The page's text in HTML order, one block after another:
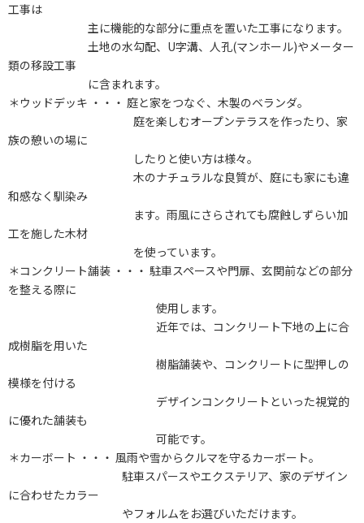
工事は
主に機能的な部分に重点を置いた工事になります。
土地の水勾配、U字溝、人孔(マンホール)やメーター
類の移設工事
に含まれます。
＊ウッドデッキ ・・・ 庭と家をつなぐ、木製のベランダ。
庭を楽しむオープンテラスを作ったり、家
族の憩いの場に
したりと使い方は様々。
木のナチュラルな良質が、庭にも家にも違
和感なく馴染み
ます。雨風にさらされても腐蝕しずらい加
工を施した木材
を使っています。
＊コンクリート舗装 ・・・ 駐車スペースや門扉、玄関前などの部分
を整える際に
使用します。
近年では、コンクリート下地の上に合
成樹脂を用いた
樹脂舗装や、コンクリートに型押しの
模様を付ける
デザインコンクリートといった視覚的
に優れた舗装も
可能です。
＊カーボート ・・・ 風雨や雪からクルマを守るカーボート。
駐車スパースやエクステリア、家のデザイン
に合わせたカラー
やフォルムをお選びいただけます。